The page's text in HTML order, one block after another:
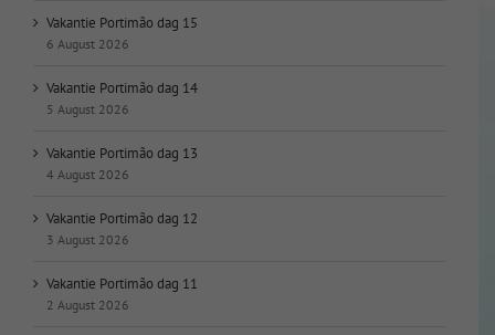
Vakantie Portimão dag 15
6 August 2026
Vakantie Portimão dag 14
5 August 2026
Vakantie Portimão dag 13
4 August 2026
Vakantie Portimão dag 12
3 August 2026
Vakantie Portimão dag 11
2 August 2026